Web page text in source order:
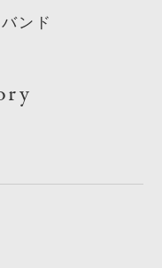
ンド